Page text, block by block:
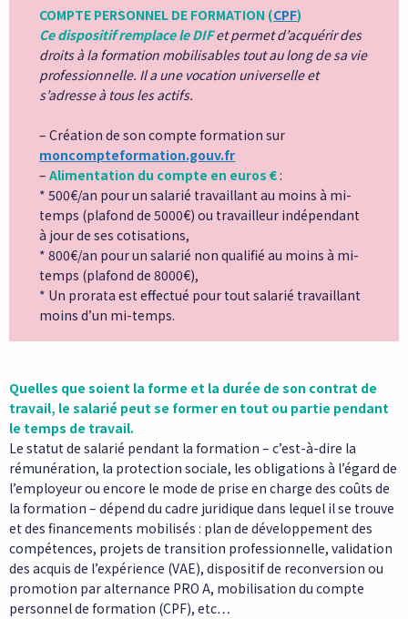
COMPTE PERSONNEL DE FORMATION (CPF)
Ce dispositif remplace le DIFet permet d’acquérir des
droits à la formation mobilisables tout au long de sa vie
professionnelle. Il a une vocation universelle et
s’adresse à tous les actifs.
– Création de son compte formation sur
moncompteformation.gouv.fr
–Alimentation du compte en euros € :
* 500€/an pour un salarié travaillant au moins à mi-
temps (plafond de 5000€) ou travailleur indépendant
à jour de ses cotisations,
* 800€/an pour un salarié non qualifié au moins à mi-
temps (plafond de 8000€),
* Un prorata est effectué pour tout salarié travaillant
moins d’un mi-temps.
Quelles que soient la forme et la durée de son contrat de
travail, le salarié peut se former en tout ou partie pendant
le temps de travail.
Le statut de salarié pendant la formation – c’est-à-dire la
rémunération, la protection sociale, les obligations à l’égard de
l’employeur ou encore le mode de prise en charge des coûts de
la formation – dépend du cadre juridique dans lequel il se trouve
et des financements mobilisés : plan de développement des
compétences, projets de transition professionnelle, validation
des acquis de l’expérience (VAE), dispositif de reconversion ou
promotion par alternance PRO A, mobilisation du compte
personnel de formation (CPF), etc…